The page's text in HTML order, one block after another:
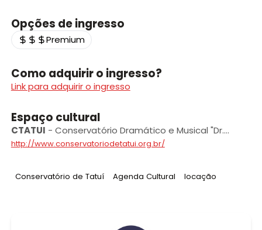
Opções de ingresso
Premium
Como adquirir o ingresso?
Link para adquirir o ingresso
Espaço cultural
CTATUI - Conservatório Dramático e Musical "Dr.
Carlos de Campos” de Tatuí
http://www.conservatoriodetatui.org.br/
Tag:
Conservatório de Tatuí Tag:
Agenda Cultural Tag:
locação